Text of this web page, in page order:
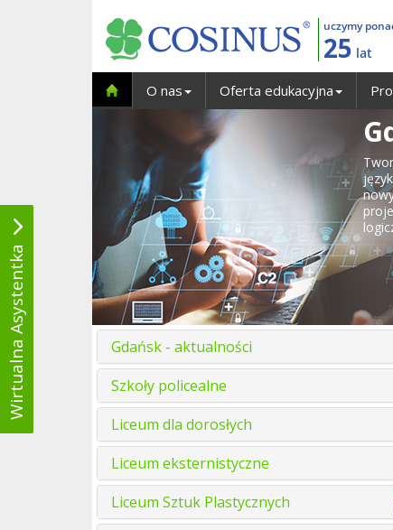
uczymy
25 lat
O nas Oferta edukacyjna
Gdańsk - aktualności
Szkoły policealne
Liceum dla dorosłych
Liceum eksternistyczne
Liceum Sztuk Plastycznych
Wirtualna Asystentka